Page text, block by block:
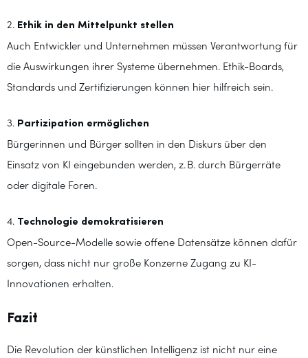
2. Ethik in den Mittelpunkt stellen
Auch Entwickler und Unternehmen müssen Verantwortung für
die Auswirkungen ihrer Systeme übernehmen. Ethik-Boards,
Standards und Zertifizierungen können hier hilfreich sein.
3. Partizipation ermöglichen
Bürgerinnen und Bürger sollten in den Diskurs über den
Einsatz von KI eingebunden werden, z. B. durch Bürgerräte
oder digitale Foren.
4. Technologie demokratisieren
Open-Source-Modelle sowie offene Datensätze können dafür
sorgen, dass nicht nur große Konzerne Zugang zu KI-
Innovationen erhalten.
Fazit
Die Revolution der künstlichen Intelligenz ist nicht nur eine